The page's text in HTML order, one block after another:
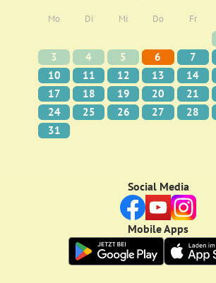
Mo Di Mi Do Fr
3
4 5 6 7
10
11 12 13 14
17
18 19 20 21
24
25 26 27 28
31
Social Media
Mobile Apps